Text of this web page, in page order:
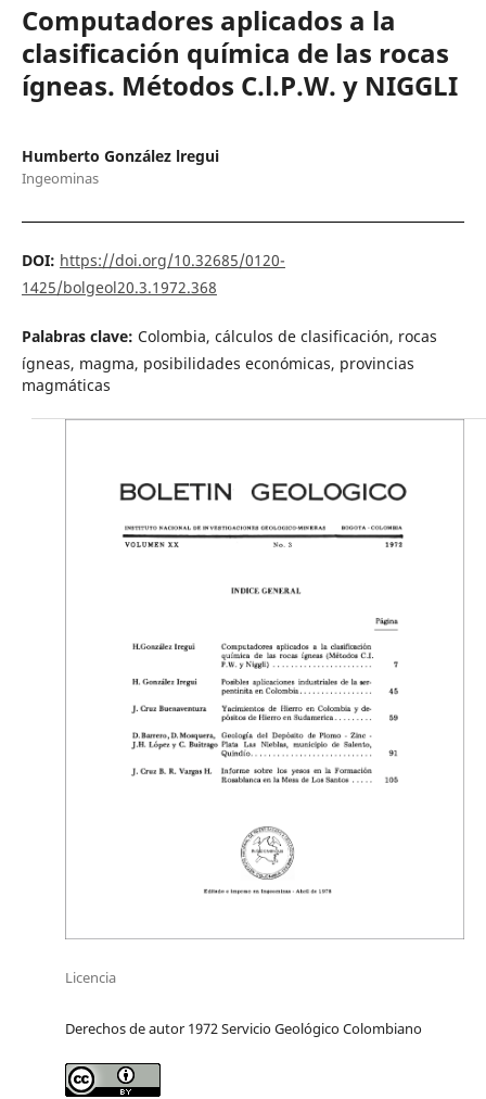
Computadores aplicados a la
clasificación química de las rocas
ígneas. Métodos C.l.P.W. y NIGGLI
Humberto González lregui
Ingeominas
DOI: https://doi.org/10.32685/0120-
1425/bolgeol20.3.1972.368
Palabras clave: Colombia, cálculos de clasificación, rocas
ígneas, magma, posibilidades económicas, provincias
magmáticas
Licencia
Derechos de autor 1972 Servicio Geológico Colombiano